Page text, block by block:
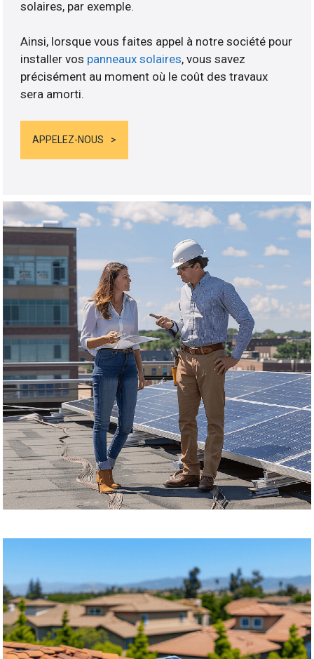
solaires, par exemple.
Ainsi, lorsque vous faites appel à notre société pour
installer vos panneaux solaires, vous savez
précisément au moment où le coût des travaux
sera amorti.
APPELEZ-NOUS